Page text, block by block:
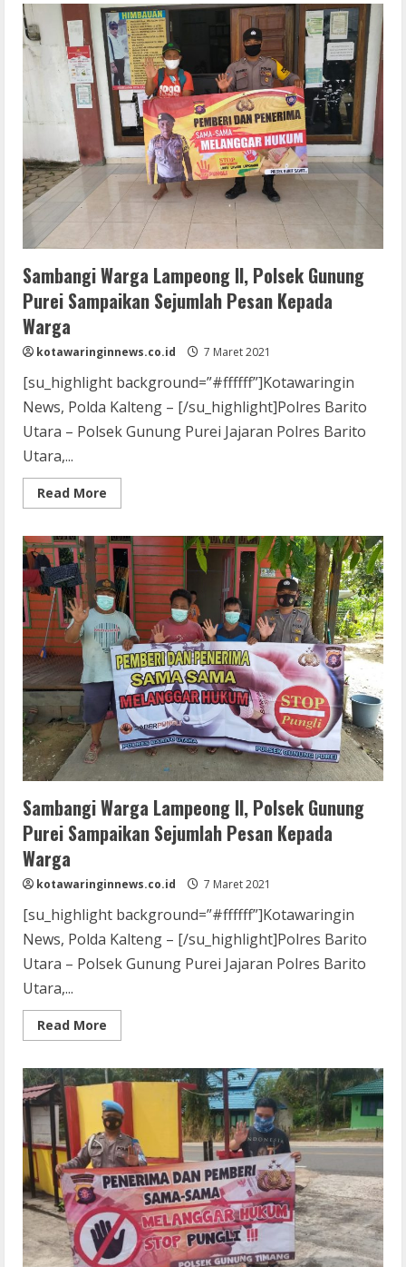
Montallat
Dukung
Pemerintah
Dalam
Menyapu
Bersih
Pungli
Dengan
Sosialisasi
Bahaya
Pungli
Kepada
Warga
Sambangi Warga Lampeong II, Polsek Gunung
Purei Sampaikan Sejumlah Pesan Kepada
Warga
kotawaringinnews.co.id 7 Maret 2021
[su_highlight background=”#ffffff”]Kotawaringin
News, Polda Kalteng – [/su_highlight]Polres Barito
Utara – Polsek Gunung Purei Jajaran Polres Barito
Utara,...
Read More
more
Warga
Lampeong
II,
Polsek
Gunung
Purei
Sampaikan
Sejumlah
Pesan
Kepada
Warga
Sambangi Warga Lampeong II, Polsek Gunung
Purei Sampaikan Sejumlah Pesan Kepada
Warga
kotawaringinnews.co.id 7 Maret 2021
[su_highlight background=”#ffffff”]Kotawaringin
News, Polda Kalteng – [/su_highlight]Polres Barito
Utara – Polsek Gunung Purei Jajaran Polres Barito
Utara,...
Read More
more
Warga
Lampeong
II,
Polsek
Gunung
Purei
Sampaikan
Sejumlah
Pesan
Kepada
Warga